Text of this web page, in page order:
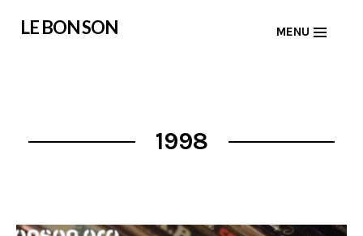
LE BON SON MENU
1998